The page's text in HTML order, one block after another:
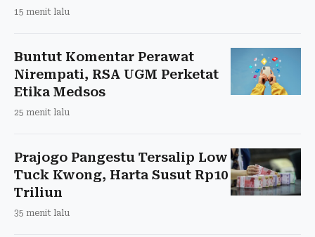
15 menit lalu
Buntut Komentar Perawat
Nirempati, RSA UGM Perketat
Etika Medsos
25 menit lalu
Prajogo Pangestu Tersalip Low
Tuck Kwong, Harta Susut Rp10
Triliun
35 menit lalu